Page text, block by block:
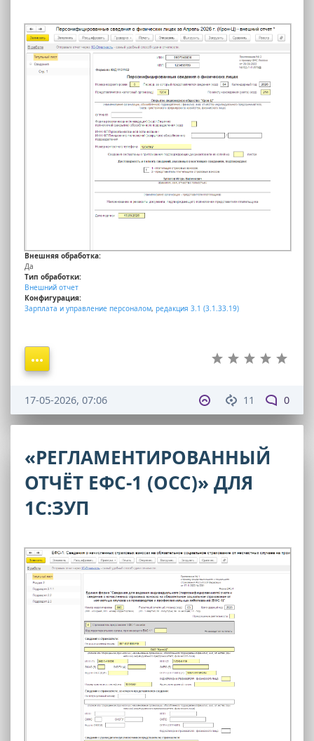
Внешняя обработка:
Да
Тип обработки:
Внешний отчет
Конфигурация:
Зарплата и управление персоналом, редакция 3.1 (3.1.33.19)
11 0
17-05-2026, 07:06
«РЕГЛАМЕНТИРОВАННЫЙ
ОТЧЁТ ЕФС-1 (ОСС)» ДЛЯ
1С:ЗУП